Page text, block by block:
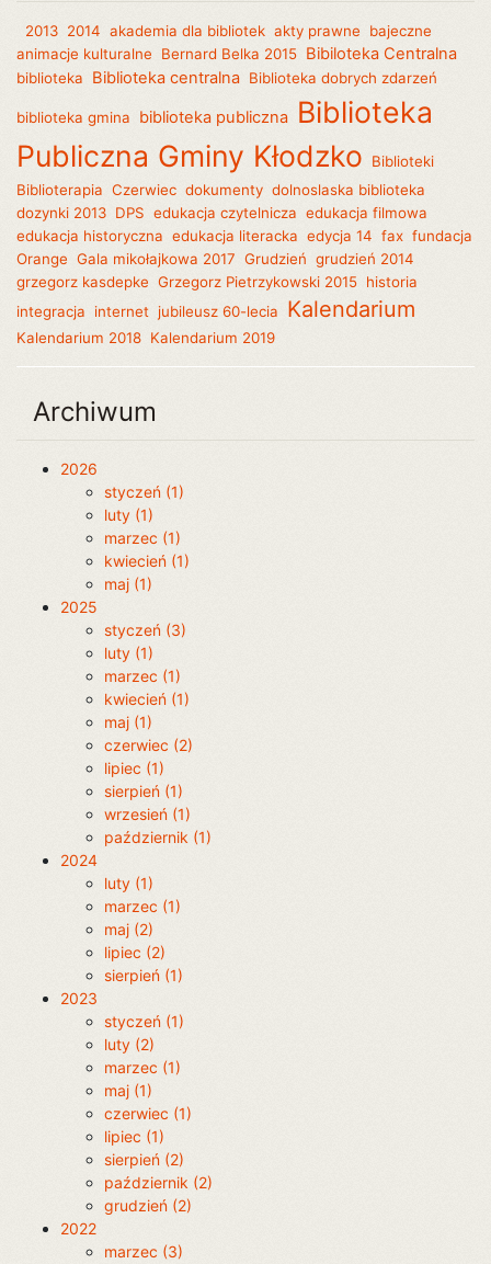
2013 2014 akademia dla bibliotek akty prawne
bajeczne
animacje kulturalne
Bernard Belka 2015 Bibiloteka Centralna
biblioteka Biblioteka centralna Biblioteka dobrych zdarzeń
biblioteka gmina biblioteka publiczna Biblioteka
Publiczna Gminy Kłodzko
Biblioteki
Biblioterapia Czerwiec dokumenty dolnoslaska biblioteka
dozynki 2013 DPS edukacja czytelnicza edukacja filmowa
edukacja historyczna edukacja literacka edycja 14 fax fundacja
Orange Gala mikołajkowa 2017 Grudzień grudzień 2014
grzegorz kasdepke Grzegorz Pietrzykowski 2015 historia
integracja
internet jubileusz 60-lecia Kalendarium
Kalendarium 2018 Kalendarium 2019
Archiwum
2026
styczeń (1)
luty (1)
marzec (1)
kwiecień (1)
maj (1)
2025
styczeń (3)
luty (1)
marzec (1)
kwiecień (1)
maj (1)
czerwiec (2)
lipiec (1)
sierpień (1)
wrzesień (1)
październik (1)
2024
luty (1)
marzec (1)
maj (2)
lipiec (2)
sierpień (1)
2023
styczeń (1)
luty (2)
marzec (1)
maj (1)
czerwiec (1)
lipiec (1)
sierpień (2)
październik (2)
grudzień (2)
2022
marzec (3)